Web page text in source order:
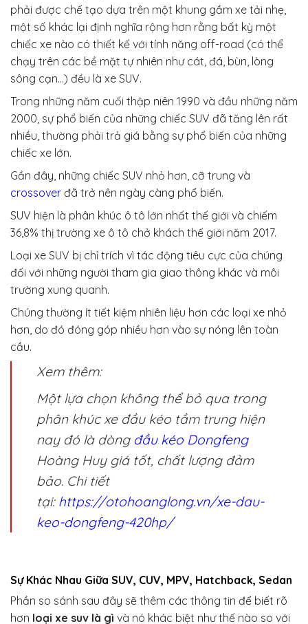
phải được chế tạo dựa trên một khung gầm xe tải nhẹ,
một số khác lại định nghĩa rộng hơn rằng bất kỳ một
chiếc xe nào có thiết kế với tính năng off-road (có thể
chạy trên các bề mặt tự nhiên như cát, đá, bùn, lòng
sông cạn…) đều là xe SUV.
Trong những năm cuối thập niên 1990 và đầu những năm
2000, sự phổ biến của những chiếc SUV đã tăng lên rất
nhiều, thường phải trả giá bằng sự phổ biến của những
chiếc xe lớn.
Gần đây, những chiếc SUV nhỏ hơn, cỡ trung và
crossover đã trở nên ngày càng phổ biến.
SUV hiện là phân khúc ô tô lớn nhất thế giới và chiếm
36,8% thị trường xe ô tô chở khách thế giới năm 2017.
Loại xe SUV bị chỉ trích vì tác động tiêu cực của chúng
đối với những người tham gia giao thông khác và môi
trường xung quanh.
Chúng thường ít tiết kiệm nhiên liệu hơn các loại xe nhỏ
hơn, do đó đóng góp nhiều hơn vào sự nóng lên toàn
cầu.
Xem thêm:
Một lựa chọn không thể bỏ qua trong
phân khúc xe đầu kéo tầm trung hiện
nay đó là dòng đầu kéo Dongfeng
Hoàng Huy giá tốt, chất lượng đảm
bảo. Chi tiết
tại: https://otohoanglong.vn/xe-dau-
keo-dongfeng-420hp/
Sự Khác Nhau Giữa SUV, CUV, MPV, Hatchback, Sedan
Phần so sánh sau đây sẽ thêm các thông tin để biết rõ
hơn loại xe suv là gì và nó khác biệt như thế nào so với